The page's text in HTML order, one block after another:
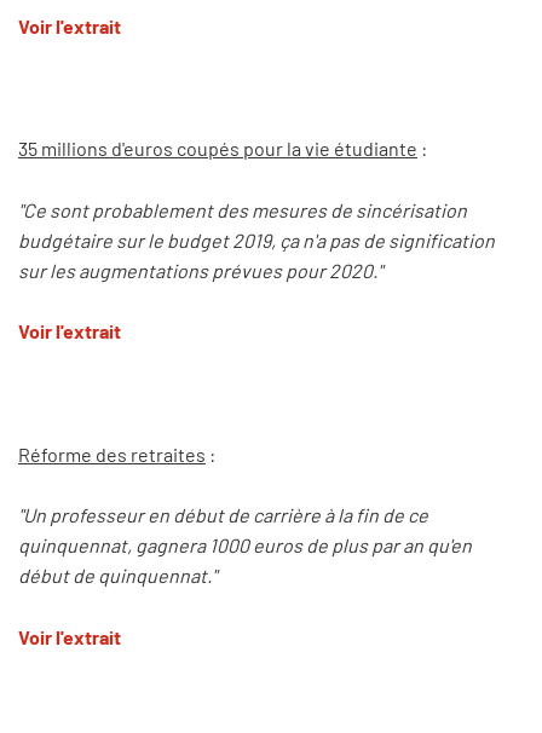
Voir l'extrait
35 millions d'euros coupés pour la vie étudiante :
"Ce sont probablement des mesures de sincérisation
budgétaire sur le budget 2019, ça n'a pas de signification
sur les augmentations prévues pour 2020."
Voir l'extrait
Réforme des retraites :
"Un professeur en début de carrière à la fin de ce
quinquennat, gagnera 1000 euros de plus par an qu'en
début de quinquennat."
Voir l'extrait